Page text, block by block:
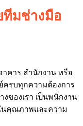
ทีมช่างมือ
าคาร สำนักงาน หรือ
ครบทุกความต้องการ
ของเรา เป็นพนักงาน
นคุณภาพและความ